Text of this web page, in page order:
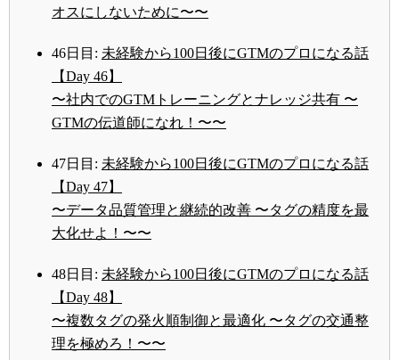
オスにしないために〜〜
46日目: 未経験から100日後にGTMのプロになる話
【Day 46】
〜社内でのGTMトレーニングとナレッジ共有 〜
GTMの伝道師になれ！〜〜
47日目: 未経験から100日後にGTMのプロになる話
【Day 47】
〜データ品質管理と継続的改善 〜タグの精度を最
大化せよ！〜〜
48日目: 未経験から100日後にGTMのプロになる話
【Day 48】
〜複数タグの発火順制御と最適化 〜タグの交通整
理を極めろ！〜〜